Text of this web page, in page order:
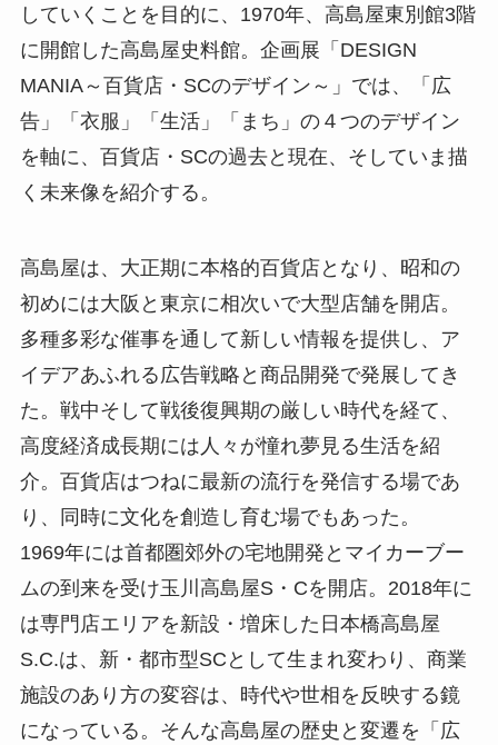
していくことを目的に、1970年、高島屋東別館3階
に開館した高島屋史料館。企画展「DESIGN
MANIA～百貨店・SCのデザイン～」では、「広
告」「衣服」「生活」「まち」の４つのデザイン
を軸に、百貨店・SCの過去と現在、そしていま描
く未来像を紹介する。
高島屋は、大正期に本格的百貨店となり、昭和の
初めには大阪と東京に相次いで大型店舗を開店。
多種多彩な催事を通して新しい情報を提供し、ア
イデアあふれる広告戦略と商品開発で発展してき
た。戦中そして戦後復興期の厳しい時代を経て、
高度経済成長期には人々が憧れ夢見る生活を紹
介。百貨店はつねに最新の流行を発信する場であ
り、同時に文化を創造し育む場でもあった。
1969年には首都圏郊外の宅地開発とマイカーブー
ムの到来を受け玉川高島屋S・Cを開店。2018年に
は専門店エリアを新設・増床した日本橋高島屋
S.C.は、新・都市型SCとして生まれ変わり、商業
施設のあり方の変容は、時代や世相を反映する鏡
になっている。そんな高島屋の歴史と変遷を「広